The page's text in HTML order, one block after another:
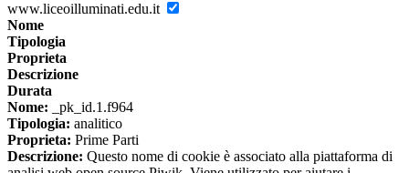
www.liceoilluminati.edu.it
Nome
Tipologia
Proprieta
Descrizione
Durata
Nome: _pk_id.1.f964
Tipologia: analitico
Proprieta: Prime Parti
Descrizione: Questo nome di cookie è associato alla piattaforma di